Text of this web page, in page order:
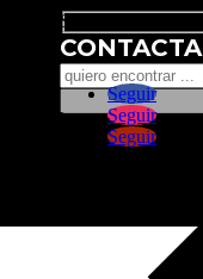
Search
CONTACTA
Seguir
Seguir
Seguir